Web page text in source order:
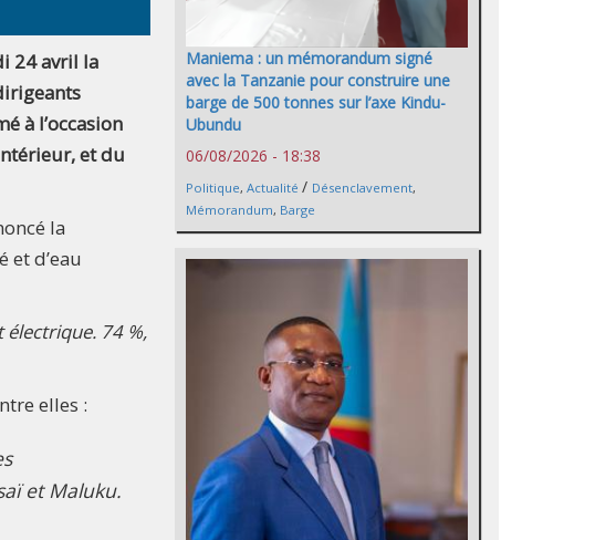
24 avril la
à l’occasion
et du
la
d’eau
électrique. 74 %,
elles :
et Maluku.
Maniema : un mémorandum signé
avec la Tanzanie pour construire une
barge de 500 tonnes sur l’axe Kindu-
Ubundu
06/08/2026 - 18:38
Politique, Actualité / Désenclavement,
Mémorandum, Barge